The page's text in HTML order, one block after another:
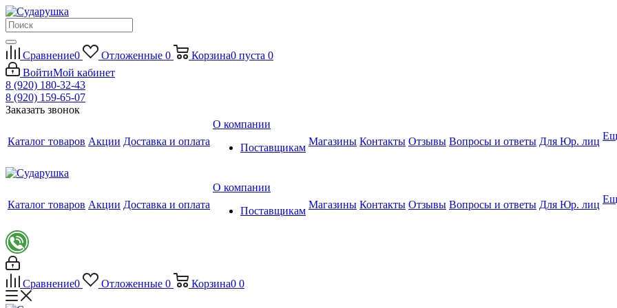
Сравнение0 Отложенные 0 Корзина0 пуста 0
ВойтиМой кабинет
8 (920) 180-32-43
8 (920) 159-65-07
Заказать звонок
Каталог товаров Акции Доставка и оплата
О компании
Поставщикам
Магазины Контакты Отзывы Вопросы и ответы Для Юр. лиц
Каталог товаров Акции Доставка и оплата
О компании
Поставщикам
Магазины Контакты Отзывы Вопросы и ответы Для Юр. лиц
Сравнение0 Отложенные 0 Корзина0 0